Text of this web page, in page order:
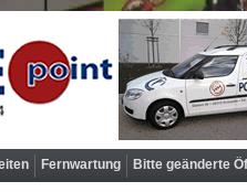
Fernwartung Bitte geänderte